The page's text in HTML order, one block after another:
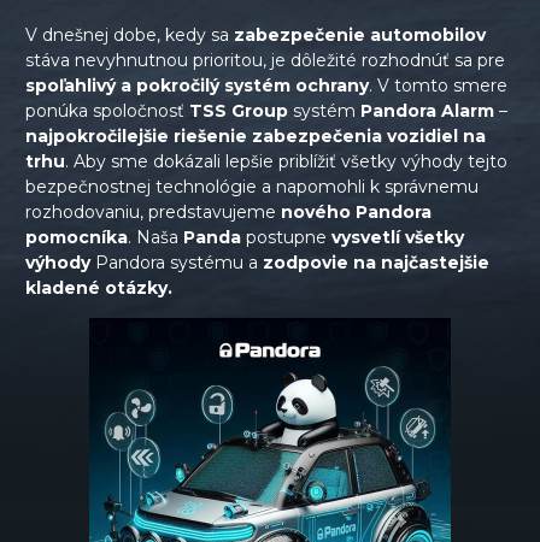
V dnešnej dobe, kedy sa zabezpečenie automobilov
stáva nevyhnutnou prioritou, je dôležité rozhodnúť sa pre
spoľahlivý a pokročilý systém ochrany. V tomto smere
ponúka spoločnosť TSS Group systém Pandora Alarm –
najpokročilejšie riešenie zabezpečenia vozidiel na
trhu. Aby sme dokázali lepšie priblížiť všetky výhody tejto
bezpečnostnej technológie a napomohli k správnemu
rozhodovaniu, predstavujeme nového Pandora
pomocníka. Naša Panda postupne vysvetlí všetky
výhody Pandora systému a zodpovie na najčastejšie
kladené otázky.